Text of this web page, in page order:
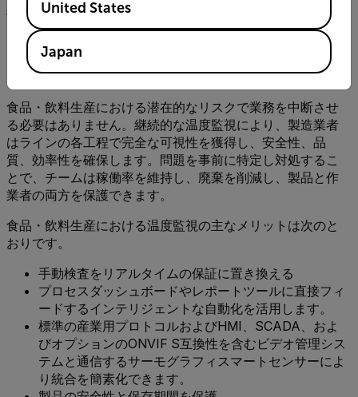
損失を確実に検出することはできません。
安全性、品質、稼働率を支える継続的
な熱の可視性
食品・飲料生産における潜在的なリスクで業務を中断させ
る必要はありません。継続的な温度監視により、製造業者
はラインの各工程で完全な可視性を獲得し、安全性、品
質、効率性を確保します。問題を事前に特定し対処するこ
とで、チームは稼働率を維持し、廃棄を削減し、製品と作
業者の両方を保護できます。
食品・飲料生産における温度監視の主なメリットは次のと
おりです。
手動検査をリアルタイムの保証に置き換える
プロセスダッシュボードやレポートツールに直接フィ
ードするインテリジェントな自動化を活用します。
標準の産業用プロトコルおよびHMI、SCADA、およ
びオプションのONVIF S互換性を含むビデオ管理シス
テムと通信するサーモグラフィスマートセンサーによ
り統合を簡素化できます。
United States
Japan